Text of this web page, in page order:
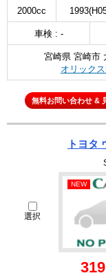
2000cc
車検 : -
宮崎県 宮崎市
オリック
無料お問い合わせ &
トヨタ
選択
NEW